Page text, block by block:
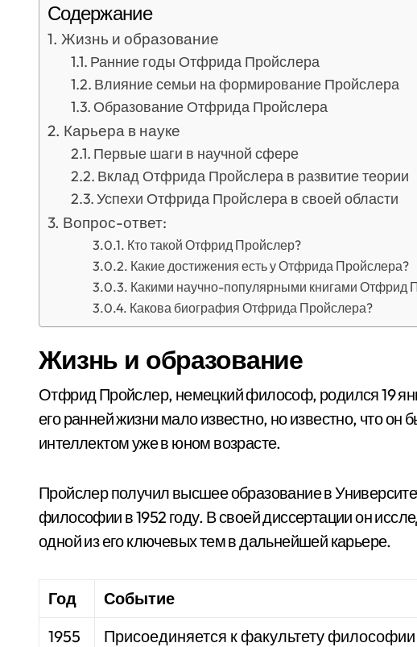
Содержание
Жизнь и образование
Ранние годы Отфрида Пройслера
Влияние семьи на формирование Пройслера
Образование Отфрида Пройслера
Карьера в науке
Первые шаги в научной сфере
Вклад Отфрида Пройслера в развитие теории
Успехи Отфрида Пройслера в своей области
Вопрос-ответ:
Кто такой Отфрид Пройслер?
Какие достижения есть у Отфрида Пройслера?
Какими научно-популярными книгами Отфрид
Какова биография Отфрида Пройслера?
Жизнь и образование
Отфрид Пройслер, немецкий философ, родился 19
его ранней жизни мало известно, но известно, что
интеллектом уже в юном возрасте.
Пройслер получил высшее образование в
философии в 1952 году. В своей диссертации он
одной из его ключевых тем в дальнейшей карьере.
Год
Событие
1955
Присоединяется к факультету